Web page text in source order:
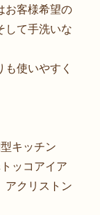
お客様希望の
して手洗いな
使いやすく
キッチン
ッコアイア
クリストン